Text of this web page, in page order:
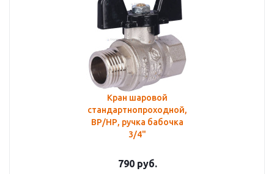
Кран шаровой
стандартнопроходной,
ВР/НР, ручка бабочка
3/4"
790руб.